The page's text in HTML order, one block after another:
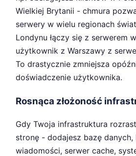
Wielkiej Brytanii - chmura
serwery w wielu regionach
Londynu łączy się z serwerem
użytkownik z Warszawy z
To drastycznie zmniejsza
doświadczenie użytkownika.
Rosnąca złożoność
Gdy Twoja infrastruktura
stronę - dodajesz bazę danych,
wiadomości, serwer cache,